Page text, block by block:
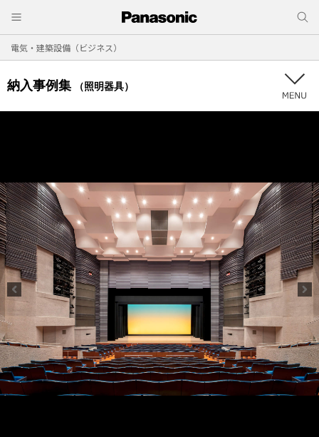
電気・建築設備（ビジネス）
納入事例集 （照明器具）